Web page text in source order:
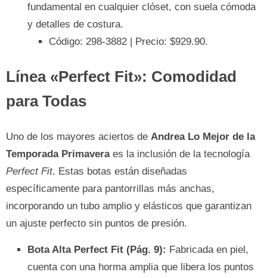
fundamental en cualquier clóset, con suela cómoda
y detalles de costura.
Código: 298-3882 | Precio: $929.90.
Línea «Perfect Fit»: Comodidad
para Todas
Uno de los mayores aciertos de Andrea Lo Mejor de la
Temporada Primaveraes la inclusión de la tecnología
Perfect Fit. Estas botas están diseñadas
específicamente para pantorrillas más anchas,
incorporando un tubo amplio y elásticos que garantizan
un ajuste perfecto sin puntos de presión.
Bota Alta Perfect Fit (Pág. 9): Fabricada en piel,
cuenta con una horma amplia que libera los puntos